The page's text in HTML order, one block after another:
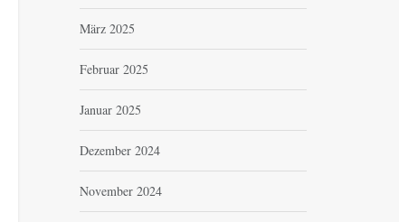
März 2025
Februar 2025
Januar 2025
Dezember 2024
November 2024